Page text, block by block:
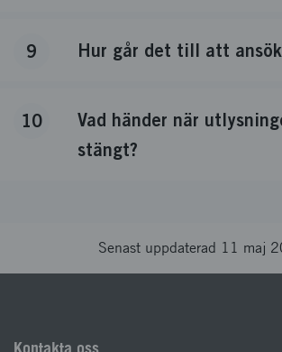
9 Hur går det till att
10
Vad händer när
stängt?
Senast uppdaterad 11 maj
Kontakta oss